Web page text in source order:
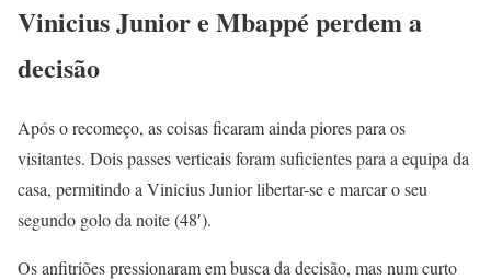
Vinicius Junior e Mbappé perdem a
decisão
Após o recomeço, as coisas ficaram ainda piores para os
visitantes. Dois passes verticais foram suficientes para a equipa da
casa, permitindo a Vinicius Junior libertar-se e marcar o seu
segundo golo da noite (48′).
Os anfitriões pressionaram em busca da decisão, mas num curto